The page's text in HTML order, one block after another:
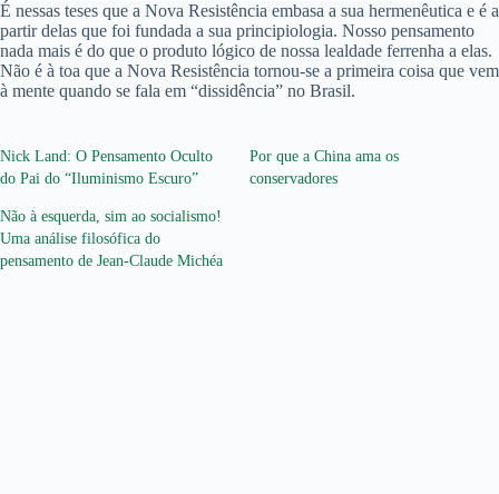
É nessas teses que a Nova Resistência embasa a sua hermenêutica e é a
partir delas que foi fundada a sua principiologia. Nosso pensamento
nada mais é do que o produto lógico de nossa lealdade ferrenha a elas.
Não é à toa que a Nova Resistência tornou-se a primeira coisa que vem
à mente quando se fala em “dissidência” no Brasil.
Nick Land: O Pensamento Oculto
do Pai do “Iluminismo Escuro”
Por que a China ama os
conservadores
Não à esquerda, sim ao socialismo!
Uma análise filosófica do
pensamento de Jean-Claude Michéa